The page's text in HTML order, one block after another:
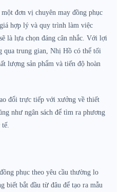
đơn vị chuyên may đồng phục
hợp lý và quy trình làm việc
là lựa chọn đáng cân nhắc. Với lợi
qua trung gian, Nhị Hồ có thể tối
lượng sản phẩm và tiến độ hoàn
đổi trực tiếp với xưởng về thiết
như ngân sách để tìm ra phương
phục theo yêu cầu thường lo
biết bắt đầu từ đâu để tạo ra mẫu